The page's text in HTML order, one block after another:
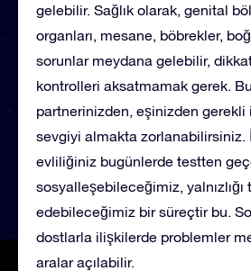
gelebilir. Sağlık olarak, genital
organları, mesane, böbrekler,
sorunlar meydana gelebilir,
kontrolleri aksatmamak gerek.
partnerinizden, eşinizden
sevgiyi almakta zorlanabilirsiniz.
evliliğiniz bugünlerde testten
sosyalleşebileceğimiz, yalnızlığı
edebileceğimiz bir süreçtir bu.
dostlarla ilişkilerde problemler
aralar açılabilir.